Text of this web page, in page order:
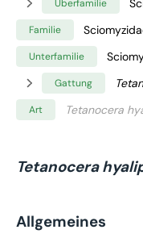
Überfamilie
Familie
Unterfamilie
Gattung
Art Tetanocera
Tetanocera
Allgemeines